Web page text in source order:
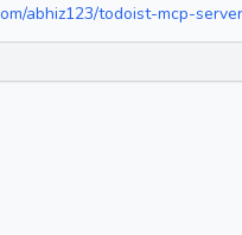
abhiz123/todoist-mcp-server